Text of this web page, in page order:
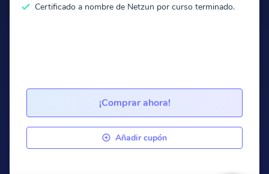
Certificado a nombre de Netzun por curso terminado.
¡Comprar ahora!
Añadir cupón